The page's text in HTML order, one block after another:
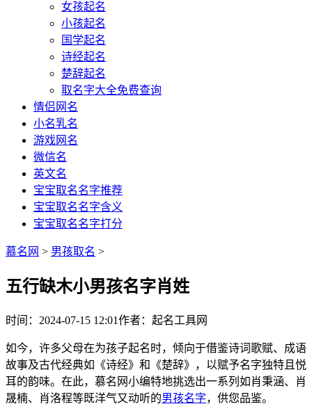
女孩起名
小孩起名
国学起名
诗经起名
楚辞起名
取名字大全免费查询
情侣网名
小名乳名
游戏网名
微信名
英文名
宝宝取名名字推荐
宝宝取名名字含义
宝宝取名名字打分
慕名网 > 男孩取名 >
五行缺木小男孩名字肖姓
时间：2024-07-15 12:01作者：起名工具网
如今，许多父母在为孩子起名时，倾向于借鉴诗词歌赋、成语
故事及古代经典如《诗经》和《楚辞》，以赋予名字独特且悦
耳的韵味。在此，慕名网小编特地挑选出一系列如肖秉涵、肖
晟楠、肖洛程等既洋气又动听的男孩名字，供您品鉴。